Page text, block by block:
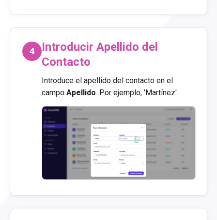
4
Introducir Apellido del
Contacto
Introduce el apellido del contacto en el
campo Apellido. Por ejemplo, 'Martínez'.